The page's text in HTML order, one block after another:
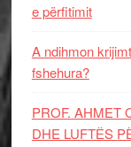
e përfitimit
A ndihmon
fshehura?
PROF. AHMET
DHE LUFTЁS